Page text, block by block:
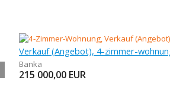
Banka
215 000,00 EUR